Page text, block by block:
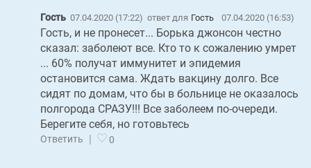
Гость 07.04.2020 (17:22) ответ для Гость 07.04.2020 (16:53)
Гость, и не пронесет... Борька джонсон честно
сказал: заболеют все. Кто то к сожалению умрет
... 60% получат иммунитет и эпидемия
остановится сама. Ждать вакцину долго. Все
сидят по домам, что бы в больнице не оказалось
полгорода СРАЗУ!!! Все заболеем по-очереди.
Берегите себя, но готовьтесь
Ответить | 0